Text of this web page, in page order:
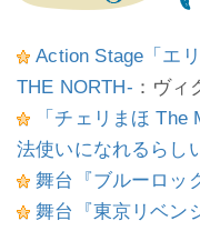
Action Stage「エ
THE NORTH- ：ヴ
「チェリまほ
法使いになれるらし
舞台『ブルーロッ
舞台『東京リベン